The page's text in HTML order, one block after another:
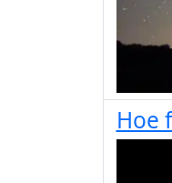
Hoe